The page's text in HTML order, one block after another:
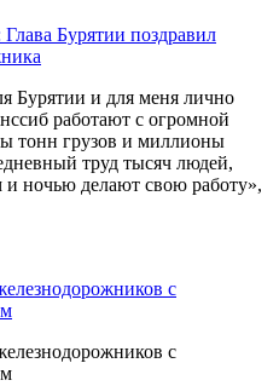
Бурятии поздравил
Бурятии и для меня лично
работают с огромной
тонн грузов и миллионы
труд тысяч людей,
ночью делают свою работу»,
с
с